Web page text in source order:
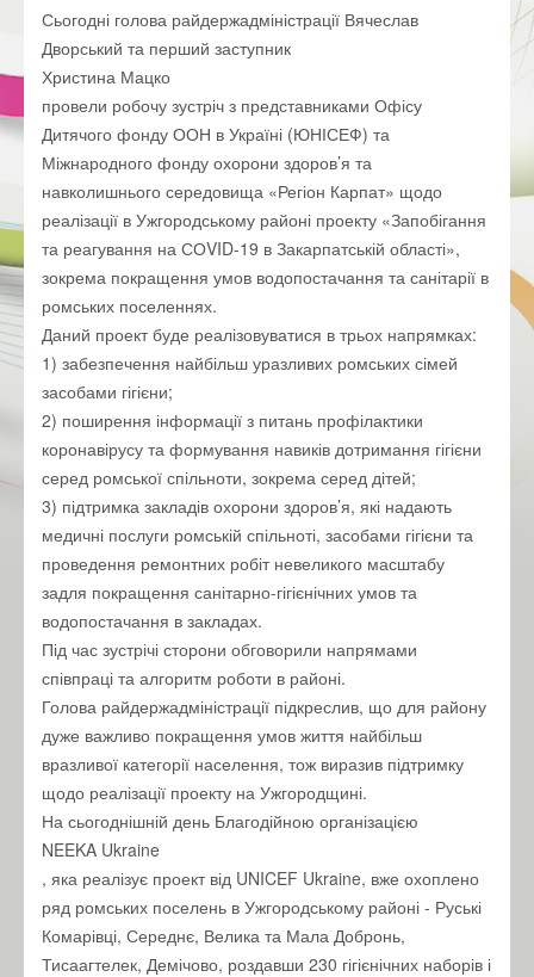
Сьогодні голова райдержадміністрації Вячеслав
Дворський та перший заступник
Христина Мацко
провели робочу зустріч з представниками Офісу
Дитячого фонду ООН в Україні (ЮНІСЕФ) та
Міжнародного фонду охорони здоров’я та
навколишнього середовища «Регіон Карпат» щодо
реалізації в Ужгородському районі проекту «Запобігання
та реагування на СОVID-19 в Закарпатській області»,
зокрема покращення умов водопостачання та санітарії в
ромських поселеннях.
Даний проект буде реалізовуватися в трьох напрямках:
1) забезпечення найбільш уразливих ромських сімей
засобами гігієни;
2) поширення інформації з питань профілактики
коронавірусу та формування навиків дотримання гігієни
серед ромської спільноти, зокрема серед дітей;
3) підтримка закладів охорони здоров’я, які надають
медичні послуги ромській спільноті, засобами гігієни та
проведення ремонтних робіт невеликого масштабу
задля покращення санітарно-гігієнічних умов та
водопостачання в закладах.
Під час зустрічі сторони обговорили напрямами
співпраці та алгоритм роботи в районі.
Голова райдержадміністрації підкреслив, що для району
дуже важливо покращення умов життя найбільш
вразливої категорії населення, тож виразив підтримку
щодо реалізації проекту на Ужгородщині.
На сьогоднішній день Благодійною організацією
NEEKA Ukraine
, яка реалізує проект від UNICEF Ukraine, вже охоплено
ряд ромських поселень в Ужгородському районі - Руські
Комарівці, Середнє, Велика та Мала Добронь,
Тисаагтелек, Демічово, роздавши 230 гігієнічних наборів і